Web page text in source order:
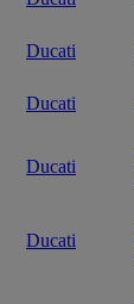
Ducati
Ducati
Ducati
Ducati